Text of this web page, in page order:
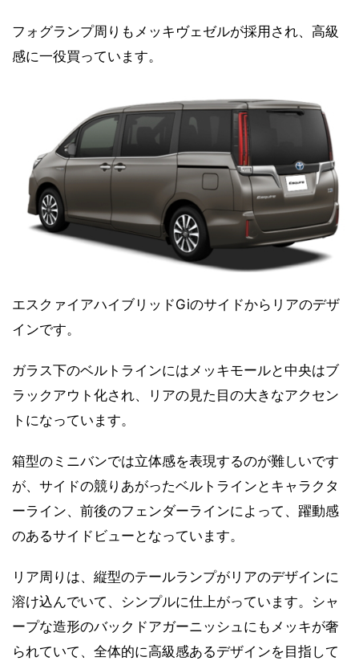
フォグランプ周りもメッキヴェゼルが採用され、高級
感に一役買っています。
エスクァイアハイブリッドGiのサイドからリアのデザ
インです。
ガラス下のベルトラインにはメッキモールと中央はブ
ラックアウト化され、リアの見た目の大きなアクセン
トになっています。
箱型のミニバンでは立体感を表現するのが難しいです
が、サイドの競りあがったベルトラインとキャラクタ
ーライン、前後のフェンダーラインによって、躍動感
のあるサイドビューとなっています。
リア周りは、縦型のテールランプがリアのデザインに
溶け込んでいて、シンプルに仕上がっています。シャ
ープな造形のバックドアガーニッシュにもメッキが奢
られていて、全体的に高級感あるデザインを目指して